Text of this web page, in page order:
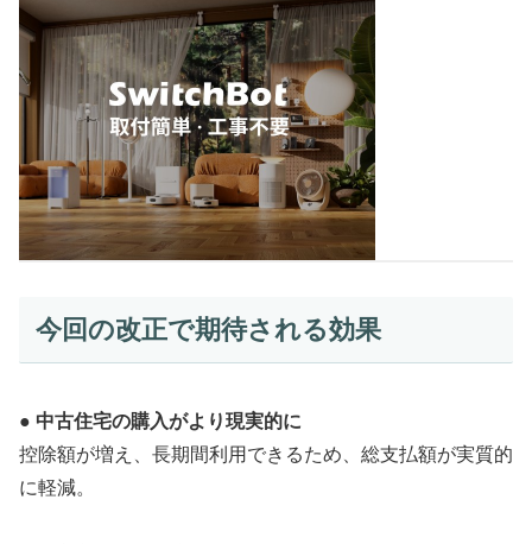
今回の改正で期待される効果
● 中古住宅の購入がより現実的に
控除額が増え、長期間利用できるため、総支払額が実質的
に軽減。